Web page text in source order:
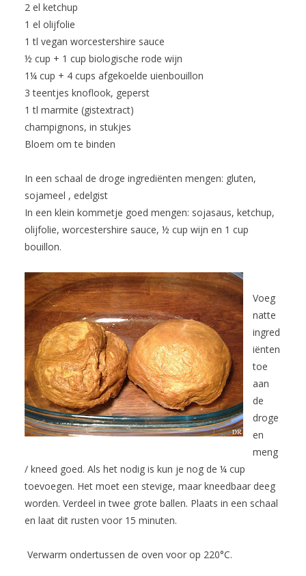
2 el ketchup
1 el olijfolie
1 tl vegan worcestershire sauce
½ cup + 1 cup biologische rode wijn
1¼ cup + 4 cups afgekoelde uienbouillon
3 teentjes knoflook, geperst
1 tl marmite (gistextract)
champignons, in stukjes
Bloem om te binden
In een schaal de droge ingrediënten mengen: gluten,
sojameel , edelgist
In een klein kommetje goed mengen: sojasaus, ketchup,
olijfolie, worcestershire sauce, ½ cup wijn en 1 cup
bouillon.
Voeg
natte
ingred
iënten
toe
aan
de
droge
en
meng
/ kneed goed. Als het nodig is kun je nog de ¼ cup
toevoegen. Het moet een stevige, maar kneedbaar deeg
worden. Verdeel in twee grote ballen. Plaats in een schaal
en laat dit rusten voor 15 minuten.
Verwarm ondertussen de oven voor op 220°C.